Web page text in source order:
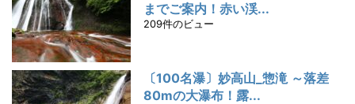
までご案内！赤い渓...
209件のビュー
〔100名瀑〕妙高山_惣滝 ～落差
80mの大瀑布！露...